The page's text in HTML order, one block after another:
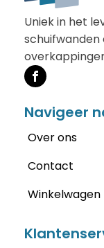
Uniek in het
schuifwanden
Navigeer
Over ons
Contact
Winkelwagen